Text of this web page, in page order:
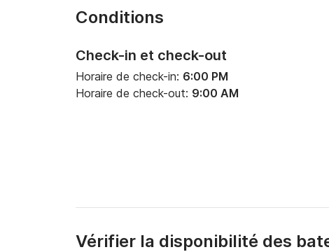
Conditions
Check-in et check-out
Horaire de check-in: 6:00 PM
Horaire de check-out: 9:00 AM
Vérifier la disponibilité des